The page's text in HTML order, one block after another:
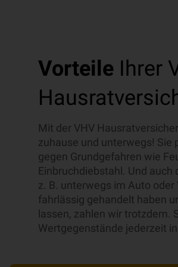
Vorteile Ihrer
Mit der VHV
zuhause und unterwegs! Sie
gegen Grundgefahren wie
Einbruchdiebstahl. Und
z. B. unterwegs im Auto
fahrlässig gehandelt haben
lassen, zahlen wir trotzdem.
Wertgegenstände jederzeit